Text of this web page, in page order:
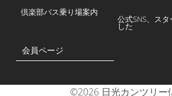
倶楽部バス乗り場案内
公式SNS、スタ
した
会員ページ
©2026 日光カンツリー